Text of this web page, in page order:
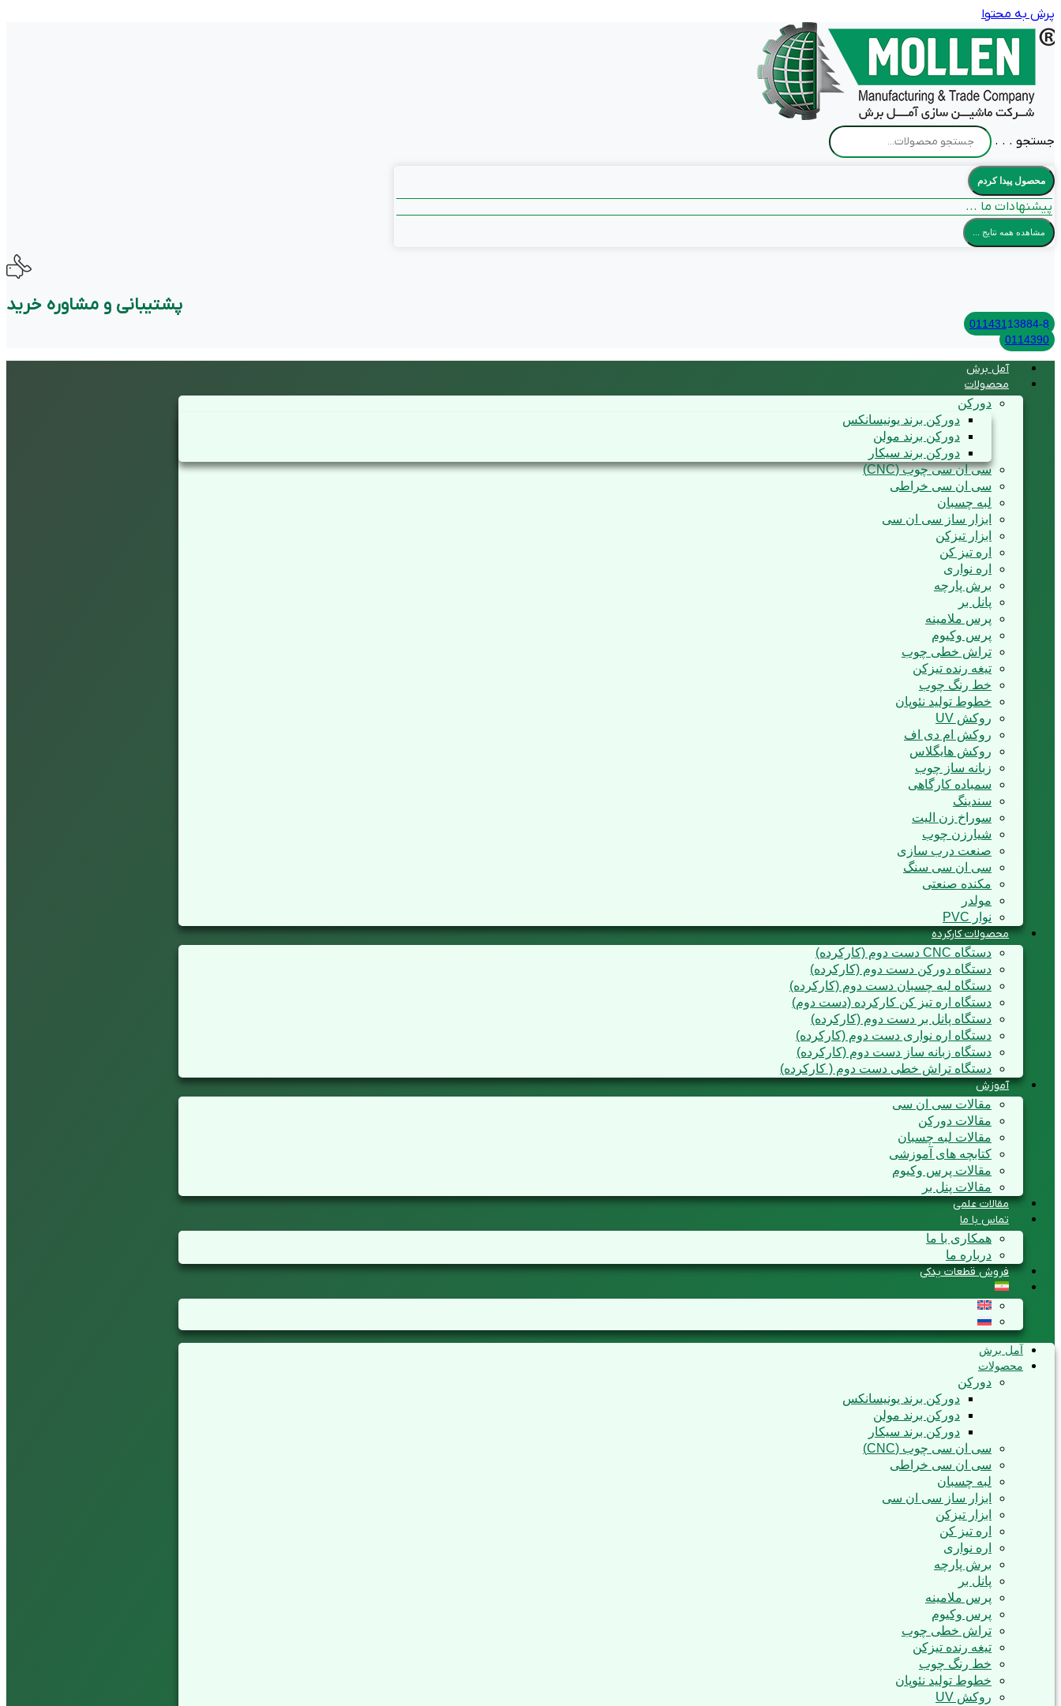
پرش به محتوا
جستجو . . .
محصول پیدا کردم
پیشنهادات ما ...
مشاهده همه نتایج ...
پشتیبانی و مشاوره خرید
01143113884-8
0114390
آمل برش
محصولات
دورکن
دورکن برند یونیسانکس
دورکن برند مولن
دورکن برند سیکار
سی ان سی چوب (CNC)
سی ان سی خراطی
لبه چسبان
ابزار ساز سی ان سی
ابزار تیزکن
اره تیز کن
اره نواری
برش پارچه
پانل بر
پرس ملامینه
پرس وکیوم
تراش خطی چوب
تیغه رنده تیزکن
خط رنگ چوب
خطوط تولید نئوپان
روکش UV
روکش ام دی اف
روکش هایگلاس
زبانه ساز چوب
سمباده کارگاهی
سندینگ
سوراخ زن الیت
شیارزن چوب
صنعت درب سازی
سی ان سی سنگ
مکنده صنعتی
مولدر
نوار PVC
محصولات کارکرده
دستگاه CNC دست دوم (کارکرده)
دستگاه دورکن دست دوم (کارکرده)
دستگاه لبه چسبان دست دوم (کارکرده)
دستگاه اره تیز کن کارکرده (دست دوم)
دستگاه پانل بر دست دوم (کارکرده)
دستگاه اره نواری دست دوم (کارکرده)
دستگاه زبانه ساز دست دوم (کارکرده)
دستگاه تراش خطی دست دوم ( کارکرده)
آموزش
مقالات سی ان سی
مقالات دورکن
مقالات لبه چسبان
کتابچه های آموزشی
مقالات پرس وکیوم
مقالات پنل بر
مقالات علمی
تماس با ما
همکاری با ما
درباره ما
فروش قطعات یدکی
آمل برش
محصولات
دورکن
دورکن برند یونیسانکس
دورکن برند مولن
دورکن برند سیکار
سی ان سی چوب (CNC)
سی ان سی خراطی
لبه چسبان
ابزار ساز سی ان سی
ابزار تیزکن
اره تیز کن
اره نواری
برش پارچه
پانل بر
پرس ملامینه
پرس وکیوم
تراش خطی چوب
تیغه رنده تیزکن
خط رنگ چوب
خطوط تولید نئوپان
روکش UV